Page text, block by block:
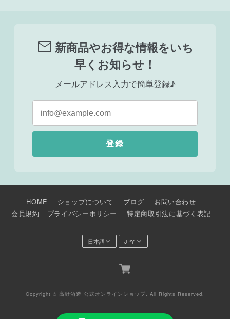
mail 新商品やお得な情報をいち
早くお知らせ！
メールアドレス入力で簡単登録♪
登録
HOME ショップについて ブログ
お問い合わせ
会員規約
プライバシーポリシー 特定商取引法に基づく表記
Copyright © 高野酒造 公式オンラインショップ. All Rights Reserved.